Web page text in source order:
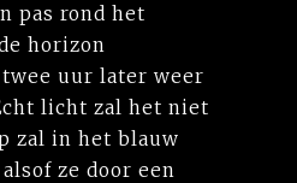
pas rond het
horizon
uur later weer
licht zal het niet
zal in het blauw
ze door een